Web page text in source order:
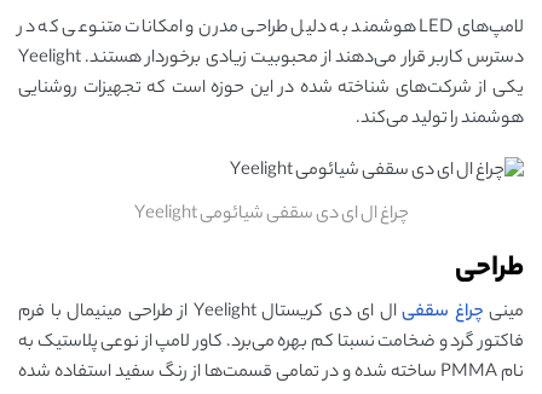
لامپ‌های LED هوشمند به دلیل طراحی مدرن و امکانات متنوعی که در
دسترس کاربر قرار می‌دهند از محبوبیت زیادی برخوردار هستند. Yeelight
یکی از شرکت‌های شناخته شده در این حوزه است که تجهیزات روشنایی
هوشمند را تولید می‌کند.
چراغ ال ای دی سقفی شیائومی Yeelight
طراحی
مینی چراغ سقفی
ال ای دی کریستال Yeelight از طراحی مینیمال با فرم
فاکتور گرد و ضخامت نسبتا کم بهره می‌برد. کاور لامپ از نوعی پلاستیک به
نام PMMA ساخته شده و در تمامی قسمت‌ها از رنگ سفید استفاده شده